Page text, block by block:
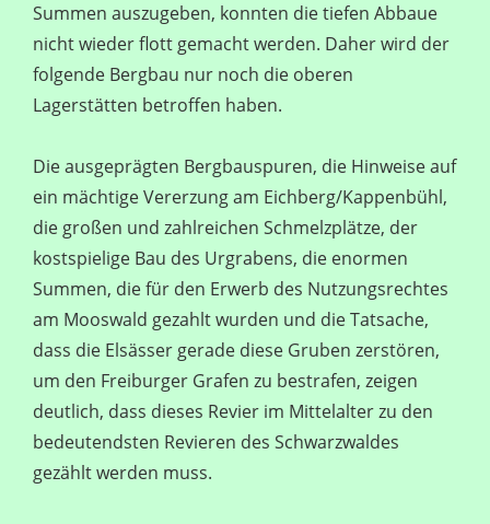
Summen auszugeben, konnten die tiefen Abbaue
nicht wieder flott gemacht werden. Daher wird der
folgende Bergbau nur noch die oberen
Lagerstätten betroffen haben.
Die ausgeprägten Bergbauspuren, die Hinweise auf
ein mächtige Vererzung am Eichberg/Kappenbühl,
die großen und zahlreichen Schmelzplätze, der
kostspielige Bau des Urgrabens, die enormen
Summen, die für den Erwerb des Nutzungsrechtes
am Mooswald gezahlt wurden und die Tatsache,
dass die Elsässer gerade diese Gruben zerstören,
um den Freiburger Grafen zu bestrafen, zeigen
deutlich, dass dieses Revier im Mittelalter zu den
bedeutendsten Revieren des Schwarzwaldes
gezählt werden muss.